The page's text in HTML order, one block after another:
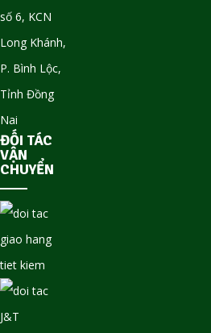
số 6, KCN
Long Khánh,
P. Bình Lộc,
Tỉnh Đồng
Nai
ĐỐI TÁC
VẬN
CHUYỂN